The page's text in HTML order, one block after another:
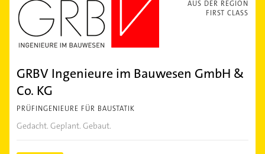
AUS DER REGION
FIRST CLASS
GRBV Ingenieure im Bauwesen GmbH &
Co. KG
PRÜFINGENIEURE FÜR BAUSTATIK
Gedacht. Geplant. Gebaut.